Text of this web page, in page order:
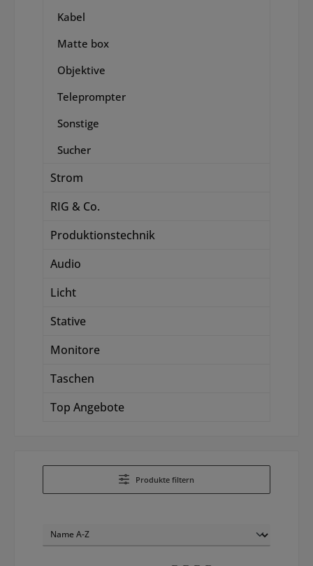
Kabel
Matte box
Objektive
Teleprompter
Sonstige
Sucher
Strom
RIG & Co.
Produktionstechnik
Audio
Licht
Stative
Monitore
Taschen
Top Angebote
Produkte filtern